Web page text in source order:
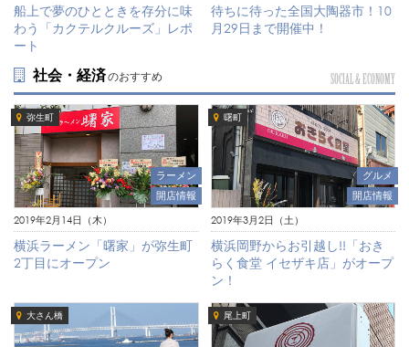
船上で夢のひとときを存分に味
わう「カクテルクルーズ」レポ
ート
待ちに待った全国大陶器市！10
月29日まで開催中！
社会・経済のおすすめ SOCIAL & ECONOMY
弥生町
ラーメン
開店情報
2019年2月14日（木）
横浜ラーメン「曙家」が弥生町
2丁目にオープン
曙町
グルメ
開店情報
2019年3月2日（土）
横浜岡野からお引越し!!「おき
らく食堂 イセザキ店」がオープ
ン！
大さん橋 尾上町